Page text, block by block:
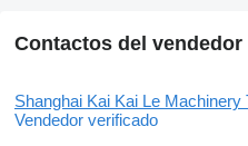
Contactos del vendedor
Shanghai Kai Kai Le Machinery
Vendedor verificado